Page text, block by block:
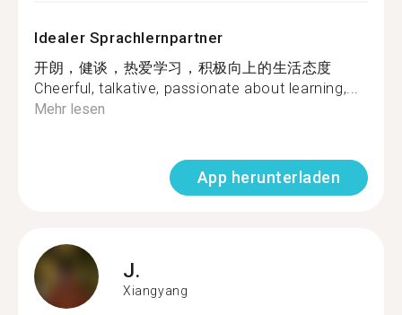
Idealer Sprachlernpartner
开朗，健谈，热爱学习，积极向上的生活态度
Cheerful, talkative, passionate about learning,...
Mehr lesen
App herunterladen
J.
Xiangyang